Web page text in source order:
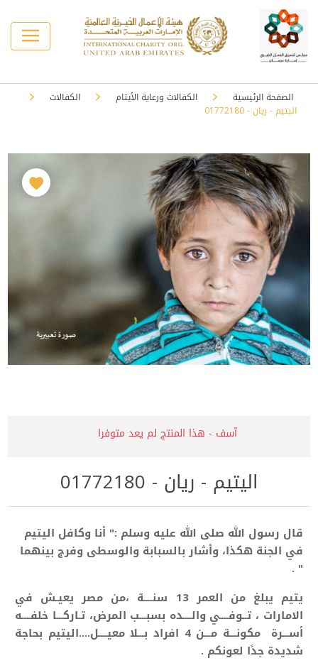
الصفحة الرئيسية الكفالات ورعاية الأيتام
الكفالات
اليتيم - ريان - 01772180
آسف - هذا المنتج لم يعد متوفرا
اليتيم - ريان - 01772180
قال رسول الله صلى الله عليه وسلم :" أنا وكافل اليتيم
في الجنة هكذا، وأشار بالسبابة والوسطى وفرج بينهما
" .
يتيم يبلغ من العمر 13 سنــــة ،من مصر يعيـش في
الامارات ، تــوفــــي والــــده بسبـــب المرض، تـاركـــا خلفــــه
أســـرة مكونـــة مـــن 4 افراد بـــلا معيــــل....
اليتيم بحاجة
شديدة جدًا لعونكم .